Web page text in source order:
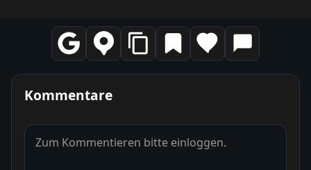
Kommentare